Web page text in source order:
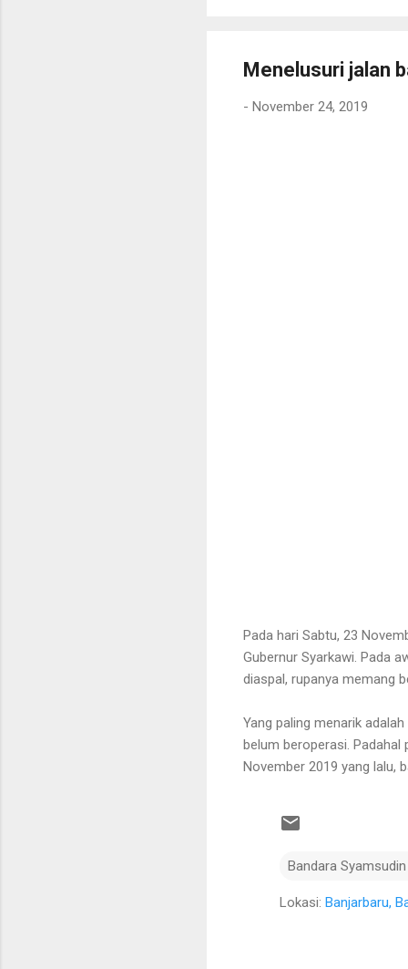
Menelusuri jalan
- November 24, 2019
Pada hari Sabtu, 23
Gubernur Syarkawi. Pada
diaspal, rupanya memang
Yang paling menarik
belum beroperasi. Padahal
November 2019 yang lalu,
Bandara
Lokasi: Banjarbaru,